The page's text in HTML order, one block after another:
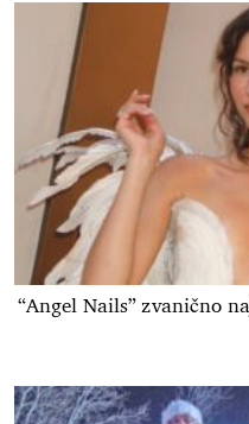
“Angel Nails” zvanično